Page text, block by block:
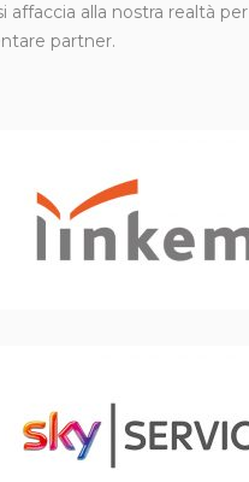
affaccia alla nostra realtà per
partner.